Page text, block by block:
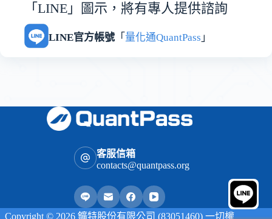
「LINE」圖示，將有專人提供諮詢
LINE官方帳號 「量化通QuantPass 」
客服信箱
contacts@quantpass.org
Copyright © 2026 鑛特股份有限公司 (83051460) 一切權